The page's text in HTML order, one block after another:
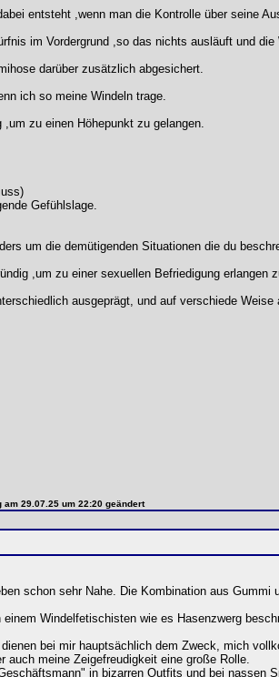
entsteht ,wenn man die Kontrolle über seine
im Vordergrund ,so das nichts ausläuft und
darüber zusätzlich abgesichert.
ich so meine Windeln trage.
zu einen Höhepunkt zu gelangen.
Gefühlslage.
um die demütigenden Situationen die du
,um zu einer sexuellen Befriedigung erlangen
ausgeprägt, und auf verschiede Weise
29.07.25 um 22:20 geändert
schon sehr Nahe. Die Kombination aus
Windelfetischisten wie es Hasenzwerg
bei mir hauptsächlich dem Zweck, mich
auch meine Zeigefreudigkeit eine große Rolle.
in bizarren Outfits und bei nassen